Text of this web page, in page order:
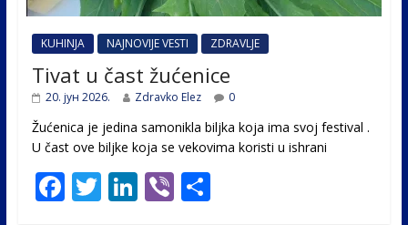
KUHINJA NAJNOVIJE VESTI ZDRAVLJE
Tivat u čast žućenice
20. јун 2026. Zdravko Elez 0
Žućenica je jedina samonikla biljka koja ima svoj festival .
U čast ovе biljke koja se vekovima koristi u ishrani
F T Li Vi S